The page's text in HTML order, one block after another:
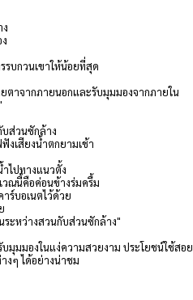
รบกวนเขาให้น้อยที่สุด
ตาจากภายนอกและรับมุมมองจากภายใน
ส่วนซักล้าง
งเสียงน้ำตกยามเช้า
ไปทางแนวตั้ง
ณนี้คือค่อนข้างร่มครึ้ม
ร์บอเนตไว้ด้วย
ะหว่างสวนกับส่วนซักล้าง"
มุมมองในแง่ความสวยงาม ประโยชน์ใช้สอย
งๆ ได้อย่างน่าชม